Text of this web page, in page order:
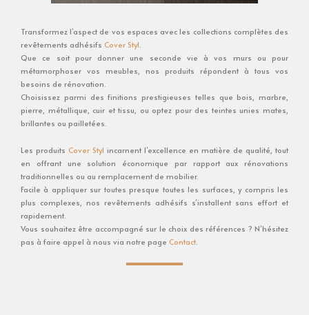
Transformez l’aspect de vos espaces avec les collections complètes des
revêtements adhésifs Cover Styl.
Que ce soit pour donner une seconde vie à vos murs ou pour
métamorphoser vos meubles, nos produits répondent à tous vos
besoins de rénovation.
Choisissez parmi des finitions prestigieuses telles que bois, marbre,
pierre, métallique, cuir et tissu, ou optez pour des teintes unies mates,
brillantes ou pailletées.
Les produits Cover Styl incarnent l’excellence en matière de qualité, tout
en offrant une solution économique par rapport aux rénovations
traditionnelles ou au remplacement de mobilier.
Facile à appliquer sur toutes presque toutes les surfaces, y compris les
plus complexes, nos revêtements adhésifs s’installent sans effort et
rapidement.
Vous souhaitez être accompagné sur le choix des références ? N’hésitez
pas à faire appel à nous via notre page Contact.